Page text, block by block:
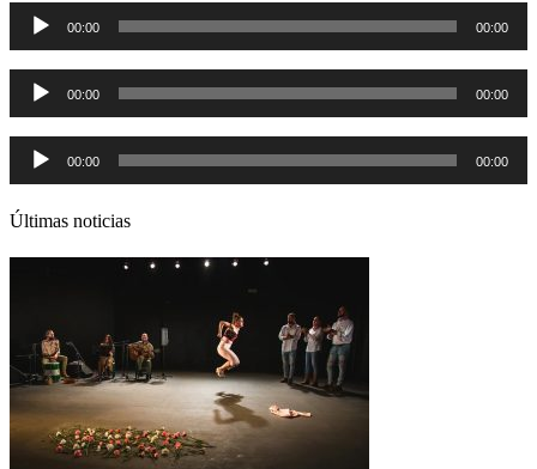
Reproductor
audio
00:00 00:00
Reproductor
audio
00:00 00:00
Reproductor
audio
00:00 00:00
Últimas noticias